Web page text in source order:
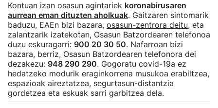
Kontuan izan osasun agintariek koronabirusaren
aurrean eman dituzten aholkuak. Gaitzaren sintomarik
baduzu, EAEn bizi bazara, osasun-zentrora deitu, eta
zalantzarik izatekotan, Osasun Batzordearen telefonoa
duzu eskuragarri: 900 20 30 50. Nafarroan bizi
bazara, berriz, Osasun Batzordearen telefonora dei
dezakezu: 948 290 290. Gogoratu covid-19a ez
hedatzeko modurik eraginkorrena musukoa erabiltzea,
espazioak aireztatzea, segurtasun-distantzia
gordetzea eta eskuak sarri garbitzea dela.